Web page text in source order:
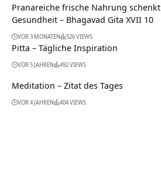
Pranareiche frische Nahrung schenkt
Gesundheit – Bhagavad Gita XVII 10
VOR 3 MONATEN 526 VIEWS
Pitta – Tägliche Inspiration
VOR 5 JAHREN 492 VIEWS
Meditation – Zitat des Tages
VOR 4 JAHREN 404 VIEWS